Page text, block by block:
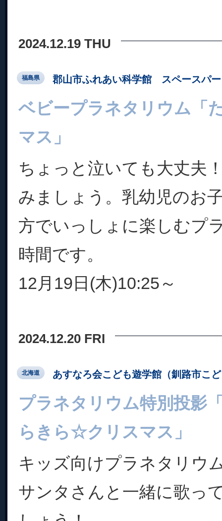
2024.12.19 THU
福島県 郡山市ふれあい科学館 スペースパ
ベビープラネタリウム「
マス」
ちょっと泣いても大丈夫
みましょう。乳幼児のお
方でいっしょに楽しむプ
時間です。
12月19日(木)10:25～
2024.12.20 FRI
北海道 あすなろ会こども遊学館（釧路市こ
プラネタリウム特別投影
らきら☆クリスマス」
キッズ向けプラネタリウ
サンタさんと一緒に歌っ